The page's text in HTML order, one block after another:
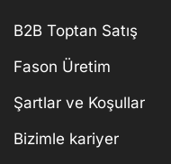
B2B Toptan Satış
Fason Üretim
Şartlar ve Koşullar
Bizimle kariyer